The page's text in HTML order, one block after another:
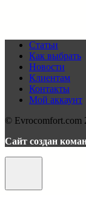
Статьи
Как выбрать
Новости
Клиентам
Контакты
Мой аккаунт
© Evrocomfort.com
Сайт создан